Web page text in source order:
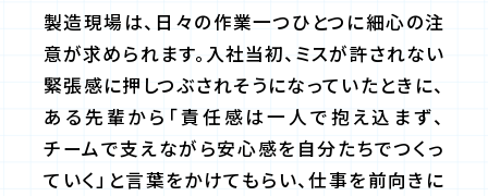
製造現場は、日々の作業一つひとつに細心の注
意が求められます。入社当初、ミスが許されない
緊張感に押しつぶされそうになっていたときに、
ある先輩から「責任感は一人で抱え込まず、
チームで支えながら安心感を自分たちでつくっ
ていく」と言葉をかけてもらい、仕事を前向きに